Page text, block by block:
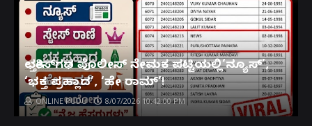
ಛತ್ತೀಸ್‌ಗಢ ಪೊಲೀಸ್ ನೇಮಕ ಪಟ್ಟಿಯಲ್ಲಿ‘ನ್ಯೂಸ್’,
‘ಭಕ್ತ ಪ್ರಹ್ಲಾದ’, ‘ಹೇ ರಾಮ್’!
ONLINE PUDU 8/07/2026 10:42:00 PM